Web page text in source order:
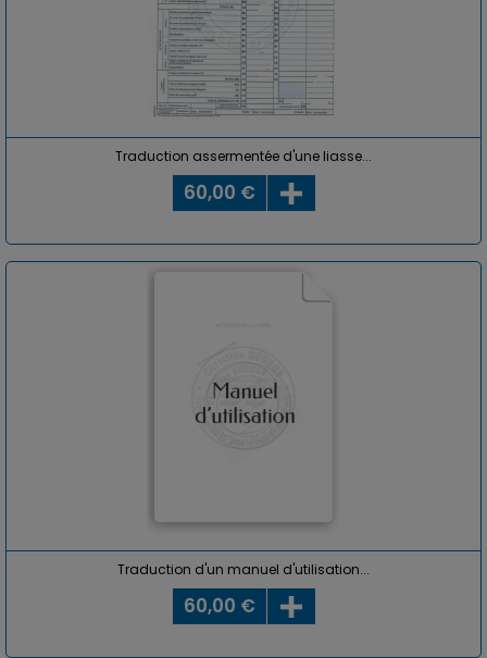
Traduction assermentée d'une liasse...
60,00 €
Traduction d'un manuel d'utilisation...
60,00 €